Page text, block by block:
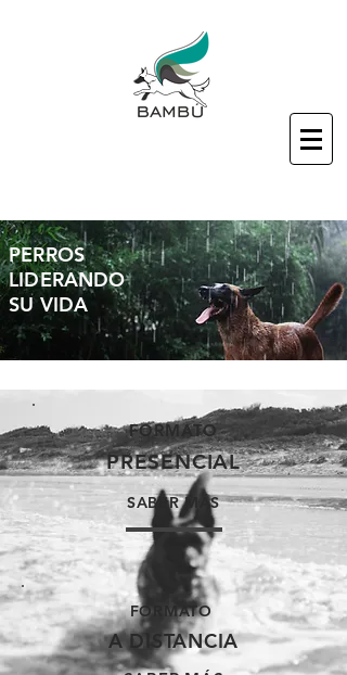
PERROS
LIDERANDO
SU VIDA
FORMATO
PRESENCIAL
SABER MÁS
FORMATO
A DISTANCIA